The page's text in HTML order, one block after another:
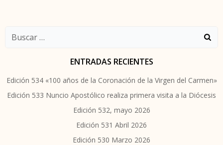
Buscar:
ENTRADAS RECIENTES
Edición 534 «100 años de la Coronación de la Virgen del Carmen»
Edición 533 Nuncio Apostólico realiza primera visita a la Diócesis
Edición 532, mayo 2026
Edición 531 Abril 2026
Edición 530 Marzo 2026